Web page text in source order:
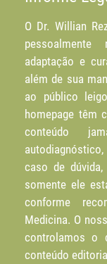
O Dr. Willian
pessoalmente
adaptação e
além de sua
ao público
homepage têm
conteúdo
caso de
somente ele
conforme
Medicina. O
controlamos o
conteúdo